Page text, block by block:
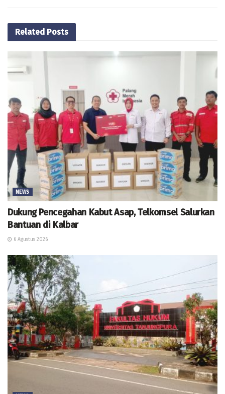
Related Posts
NEWS
Dukung Pencegahan Kabut Asap, Telkomsel Salurkan
Bantuan di Kalbar
6 Agustus 2026